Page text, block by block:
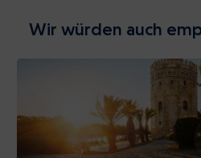
Wir würden auch